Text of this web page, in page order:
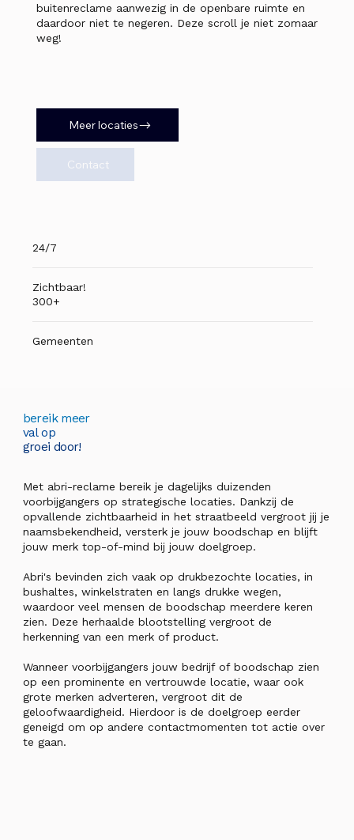
buitenreclame aanwezig in de openbare ruimte en
daardoor niet te negeren. Deze scroll je niet zomaar
weg!
Meer locaties
Contact
24/7
Zichtbaar!
300+
Gemeenten
bereik meer
val op
groei door!
Met abri-reclame bereik je dagelijks duizenden
voorbijgangers op strategische locaties. Dankzij de
opvallende zichtbaarheid in het straatbeeld vergroot jij je
naamsbekendheid, versterk je jouw boodschap en blijft
jouw merk top-of-mind bij jouw doelgroep.
Abri's bevinden zich vaak op drukbezochte locaties, in
bushaltes, winkelstraten en langs drukke wegen,
waardoor veel mensen de boodschap meerdere keren
zien. Deze herhaalde blootstelling vergroot de
herkenning van een merk of product.
Wanneer voorbijgangers jouw bedrijf of boodschap zien
op een prominente en vertrouwde locatie, waar ook
grote merken adverteren, vergroot dit de
geloofwaardigheid. Hierdoor is de doelgroep eerder
geneigd om op andere contactmomenten tot actie over
te gaan.